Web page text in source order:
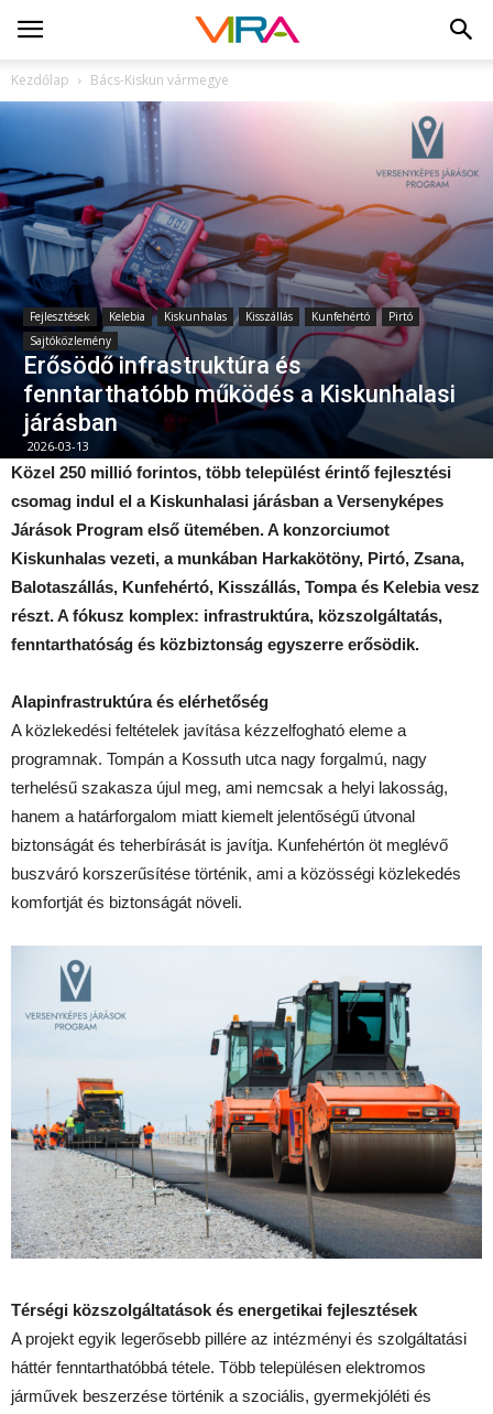
Kezdőlap Bács-Kiskun vármegye
Fejlesztések Kelebia Kiskunhalas Kisszállás Kunfehértó
Pirtó
Sajtóközlemény
Erősödő infrastruktúra és
fenntarthatóbb működés a Kiskunhalasi
járásban
2026-03-13
Közel 250 millió forintos, több települést érintő fejlesztési
csomag indul el a Kiskunhalasi járásban a Versenyképes
Járások Program első ütemében. A konzorciumot
Kiskunhalas vezeti, a munkában Harkakötöny, Pirtó, Zsana,
Balotaszállás, Kunfehértó, Kisszállás, Tompa és Kelebia vesz
részt. A fókusz komplex: infrastruktúra, közszolgáltatás,
fenntarthatóság és közbiztonság egyszerre erősödik.
Alapinfrastruktúra és elérhetőség
A közlekedési feltételek javítása kézzelfogható eleme a
programnak. Tompán a Kossuth utca nagy forgalmú, nagy
terhelésű szakasza újul meg, ami nemcsak a helyi lakosság,
hanem a határforgalom miatt kiemelt jelentőségű útvonal
biztonságát és teherbírását is javítja. Kunfehértón öt meglévő
buszváró korszerűsítése történik, ami a közösségi közlekedés
komfortját és biztonságát növeli.
Térségi közszolgáltatások és energetikai fejlesztések
A projekt egyik legerősebb pillére az intézményi és szolgáltatási
háttér fenntarthatóbbá tétele. Több településen elektromos
járművek beszerzése történik a szociális, gyermekjóléti és